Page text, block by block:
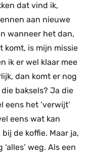
dat vind ik,
aan nieuwe
wanneer het dan,
komt, is mijn missie
ik er wel klaar mee
dan komt er nog
baksels? Ja die
het ‘verwijt’
eens wat kan
de koffie. Maar ja,
weg. Als een